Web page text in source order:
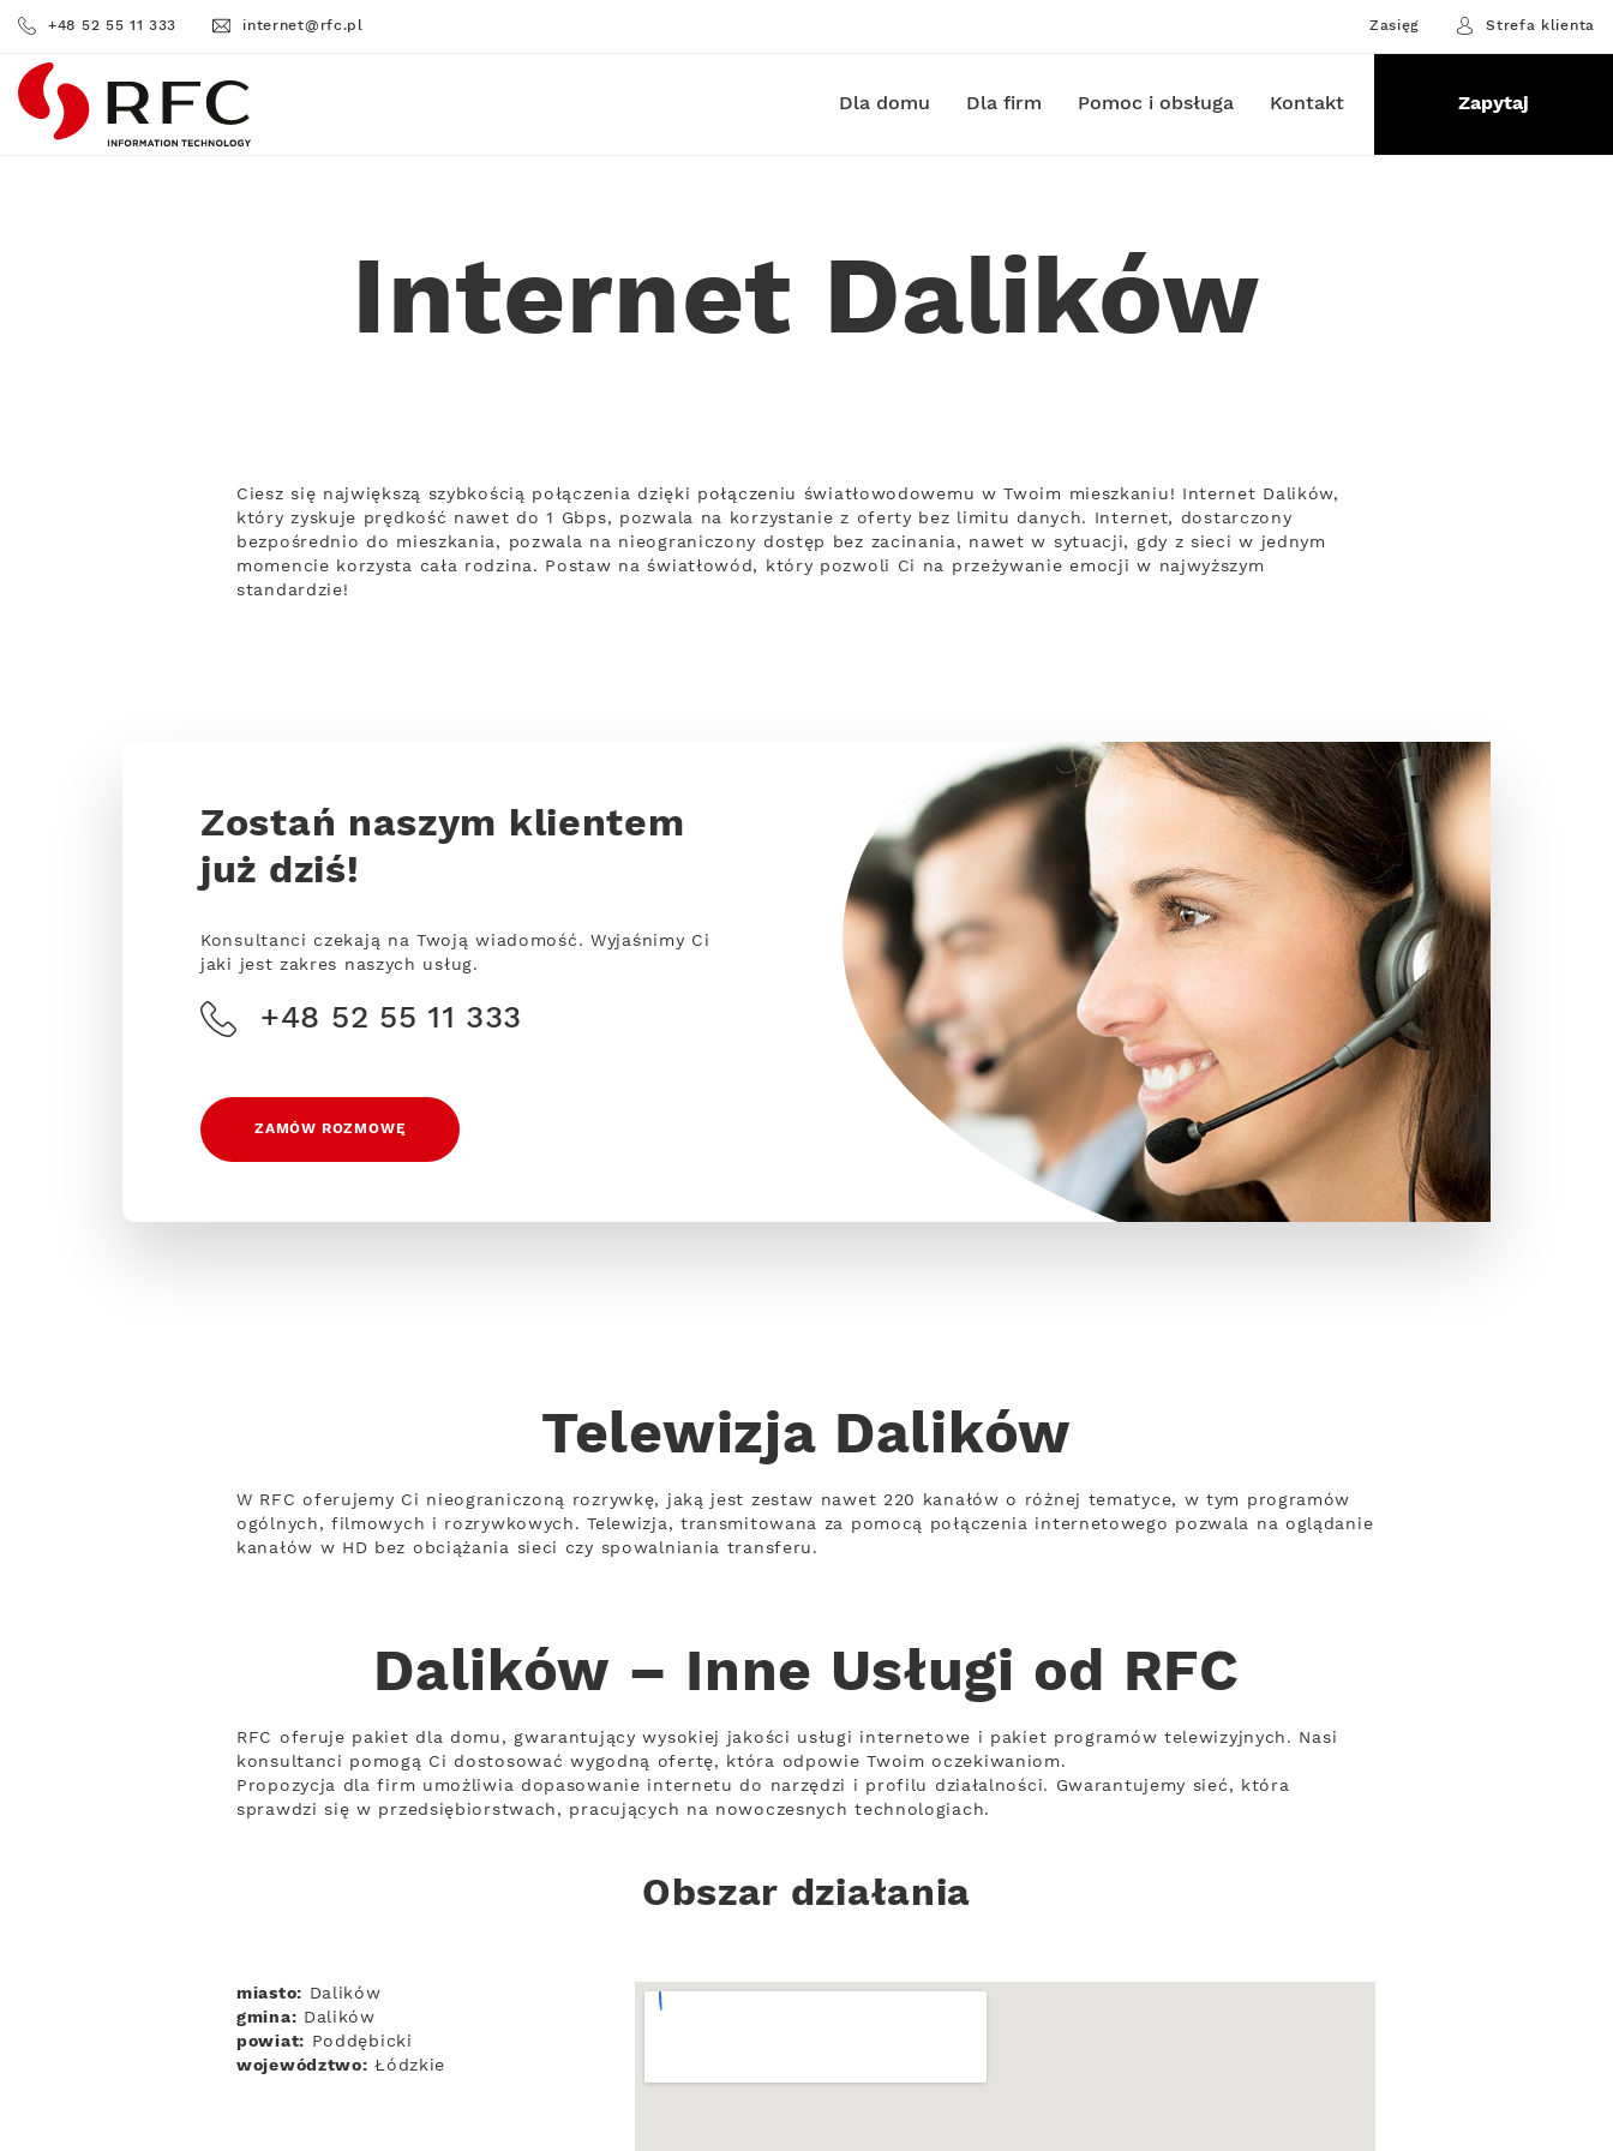
+48 52 55 11 333 internet@rfc.pl Zasięg Strefa klienta
RFC Dla domu Dla firm Pomoc i obsługa Kontakt Zapytaj
Internet Dalików
Ciesz się największą szybkością połączenia dzięki połączeniu światłowodowemu w Twoim mieszkaniu! Internet Dalików,
który zyskuje prędkość nawet do 1 Gbps, pozwala na korzystanie z oferty bez limitu danych. Internet, dostarczony
bezpośrednio do mieszkania, pozwala na nieograniczony dostęp bez zacinania, nawet w sytuacji, gdy z sieci w jednym
momencie korzysta cała rodzina. Postaw na światłowód, który pozwoli Ci na przeżywanie emocji w najwyższym
standardzie!
Zostań naszym klientem
już dziś!
Konsultanci czekają na Twoją wiadomość. Wyjaśnimy Ci
jaki jest zakres naszych usług.
+48 52 55 11 333
ZAMÓW ROZMOWĘ
Telewizja Dalików
W RFC oferujemy Ci nieograniczoną rozrywkę, jaką jest zestaw nawet 220 kanałów o różnej tematyce, w tym programów
ogólnych, filmowych i rozrywkowych. Telewizja, transmitowana za pomocą połączenia internetowego pozwala na oglądanie
kanałów w HD bez obciążania sieci czy spowalniania transferu.
Dalików – Inne Usługi od RFC
RFC oferuje pakiet dla domu, gwarantujący wysokiej jakości usługi internetowe i pakiet programów telewizyjnych. Nasi
konsultanci pomogą Ci dostosować wygodną ofertę, która odpowie Twoim oczekiwaniom.
Propozycja dla firm umożliwia dopasowanie internetu do narzędzi i profilu działalności. Gwarantujemy sieć, która
sprawdzi się w przedsiębiorstwach, pracujących na nowoczesnych technologiach.
Obszar działania
miasto: Dalików
gmina: Dalików
powiat: Poddębicki
województwo: Łódzkie